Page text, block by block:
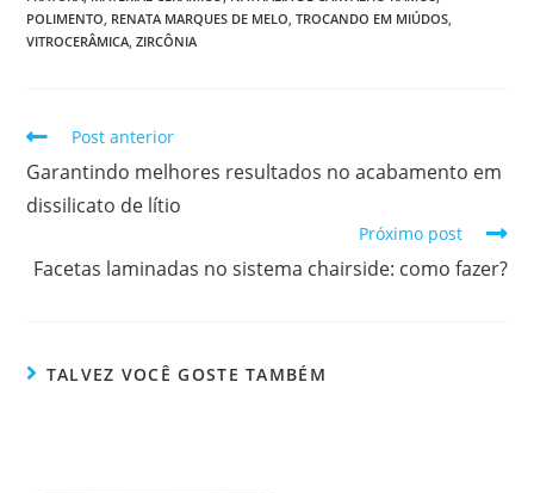
POLIMENTO RENATA MARQUES DE MELO TROCANDO EM MIÚDOS
VITROCERÂMICA ZIRCÔNIA
Post anterior
Garantindo melhores resultados no acabamento em
dissilicato de lítio
Próximo post
Facetas laminadas no sistema chairside: como fazer?
TALVEZ VOCÊ GOSTE TAMBÉM